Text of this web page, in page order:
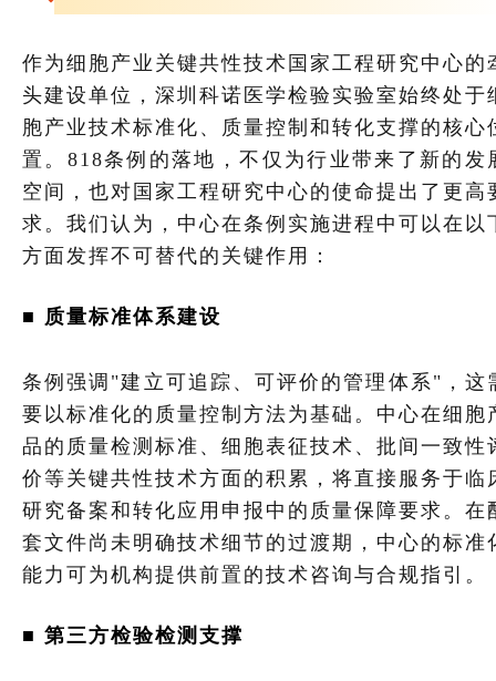
作为细胞产业关键共性技术国家工程研究中心的
头建设单位，深圳科诺医学检验实验室始终处于
胞产业技术标准化、质量控制和转化支撑的核心
置。818条例的落地，不仅为行业带来了新的发
空间，也对国家工程研究中心的使命提出了更高
求。我们认为，中心在条例实施进程中可以在以
方面发挥不可替代的关键作用：
■ 质量标准体系建设
条例强调"建立可追踪、可评价的管理体系"，这
要以标准化的质量控制方法为基础。中心在细胞
品的质量检测标准、细胞表征技术、批间一致性
价等关键共性技术方面的积累，将直接服务于临
研究备案和转化应用申报中的质量保障要求。在
套文件尚未明确技术细节的过渡期，中心的标准
能力可为机构提供前置的技术咨询与合规指引。
■ 第三方检验检测支撑